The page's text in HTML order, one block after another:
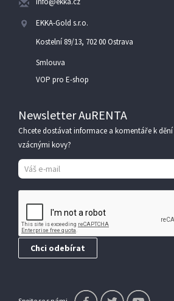
EKKA-Gold s.r.o.
Kostelní 89/13, 702 00 Ostrava
Smlouva
VOP pro E-shop
Newsletter AuRENTA
Chcete dostávat informace a komentáře k
vzácnými kovy?